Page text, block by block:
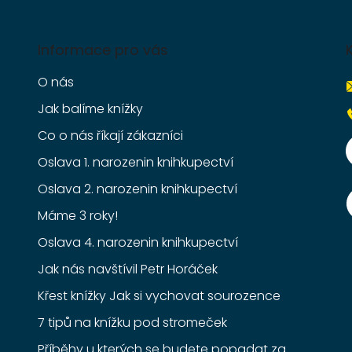
Informace pro vás
O nás
Jak balíme knížky
Co o nás říkají zákazníci
Oslava 1. narozenin knihkupectví
Oslava 2. narozenin knihkupectví
Máme 3 roky!
Oslava 4. narozenin knihkupectví
Jak nás navštívil Petr Horáček
Křest knížky Jak si vychovat sourozence
7 tipů na knížku pod stromeček